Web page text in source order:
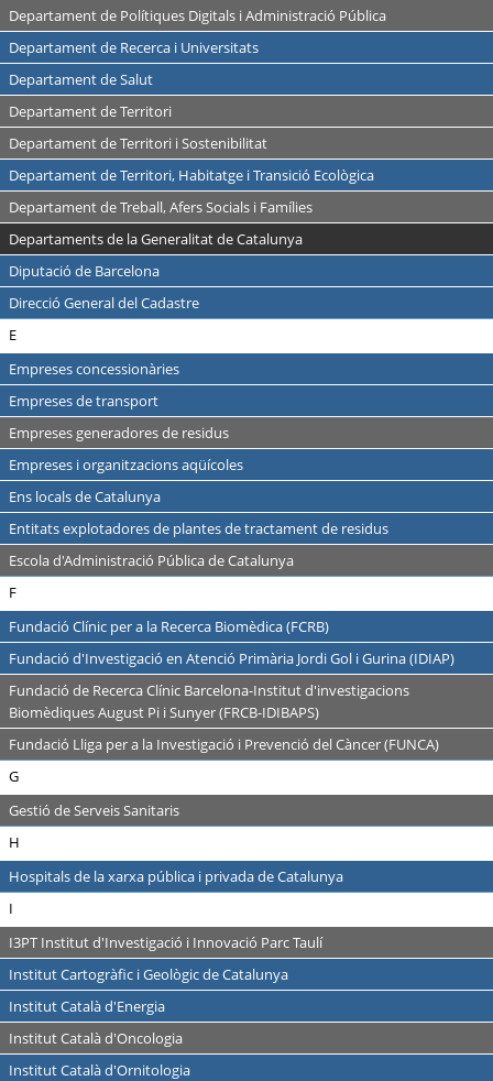
Departament de Polítiques Digitals i Administració Pública
Departament de Recerca i Universitats
Departament de Salut
Departament de Territori
Departament de Territori i Sostenibilitat
Departament de Territori, Habitatge i Transició Ecològica
Departament de Treball, Afers Socials i Famílies
Departaments de la Generalitat de Catalunya
Diputació de Barcelona
Direcció General del Cadastre
E
Empreses concessionàries
Empreses de transport
Empreses generadores de residus
Empreses i organitzacions aqüícoles
Ens locals de Catalunya
Entitats explotadores de plantes de tractament de residus
Escola d'Administració Pública de Catalunya
F
Fundació Clínic per a la Recerca Biomèdica (FCRB)
Fundació d'Investigació en Atenció Primària Jordi Gol i Gurina (IDIAP)
Fundació de Recerca Clínic Barcelona-Institut d'investigacions
Biomèdiques August Pi i Sunyer (FRCB-IDIBAPS)
Fundació Lliga per a la Investigació i Prevenció del Càncer (FUNCA)
G
Gestió de Serveis Sanitaris
H
Hospitals de la xarxa pública i privada de Catalunya
I
I3PT Institut d'Investigació i Innovació Parc Taulí
Institut Cartogràfic i Geològic de Catalunya
Institut Català d'Energia
Institut Català d'Oncologia
Institut Català d'Ornitologia